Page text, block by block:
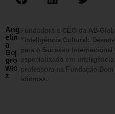
Ang
elin
a
Bej
gro
wic
z
Fundadora e CEO da AB-
“Inteligência Cultural:
para o Sucesso
especializada em
professora na Fundação
idiomas.